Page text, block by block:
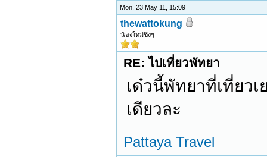
Mon, 23 May 11, 15:09
thewattokung
น้องใหม่ซิงๆ
RE: ไปเที่ยวพัทยา
เด๋วนี้พัทยาที่เที่ยว
เดียวละ
Pattaya Travel